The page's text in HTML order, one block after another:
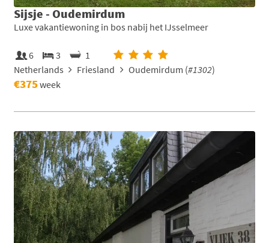
Sijsje - Oudemirdum
Luxe vakantiewoning in bos nabij het IJsselmeer
6 3
1
Netherlands
Friesland Oudemirdum (#1302)
€375week